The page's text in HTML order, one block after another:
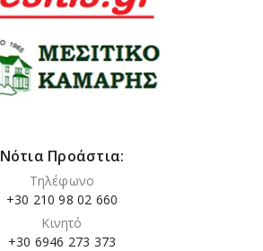
Νότια Προάστια:
Τηλέφωνο
+30 210 98 02 660
Κινητό
+30 6946 273 373